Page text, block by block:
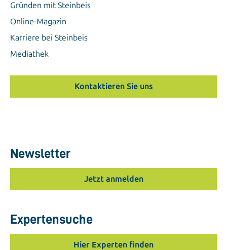
Gründen mit Steinbeis
Online-Magazin
Karriere bei Steinbeis
Mediathek
Kontaktieren Sie uns
Newsletter
Jetzt anmelden
Expertensuche
Hier Experten finden